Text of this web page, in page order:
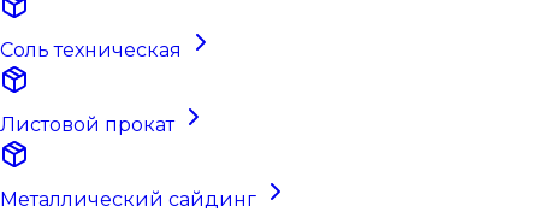
Соль техническая
Листовой прокат
Металлический сайдинг